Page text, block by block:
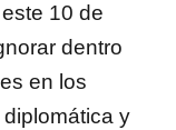
10 de
dentro
en los
y